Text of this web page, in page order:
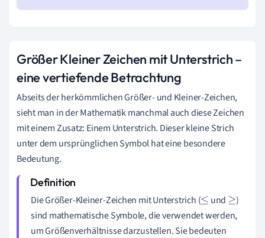
Größer Kleiner Zeichen mit Unterstrich –
eine vertiefende Betrachtung
Abseits der herkömmlichen Größer- und Kleiner-Zeichen,
sieht man in der Mathematik manchmal auch diese Zeichen
mit einem Zusatz: Einem Unterstrich. Dieser kleine Strich
unter dem ursprünglichen Symbol hat eine besondere
Bedeutung.
Die Größer-Kleiner-Zeichen mit Unterstrich (≤ und ≥ )
sind mathematische Symbole, die verwendet werden,
um Größenverhältnisse darzustellen. Sie bedeuten